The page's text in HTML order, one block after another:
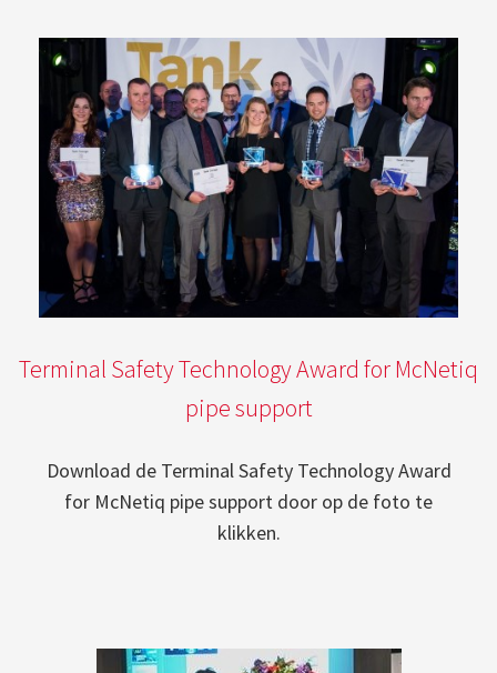
Terminal Safety Technology Award for McNetiq
pipe support
Download de Terminal Safety Technology Award
for McNetiq pipe support door op de foto te
klikken.